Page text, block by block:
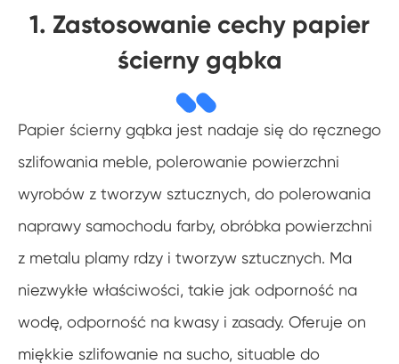
1. Zastosowanie cechy papier
ścierny gąbka
Papier ścierny gąbka jest nadaje się do ręcznego
szlifowania meble, polerowanie powierzchni
wyrobów z tworzyw sztucznych, do polerowania
naprawy samochodu farby, obróbka powierzchni
z metalu plamy rdzy i tworzyw sztucznych. Ma
niezwykłe właściwości, takie jak odporność na
wodę, odporność na kwasy i zasady. Oferuje on
miękkie szlifowanie na sucho, situable do